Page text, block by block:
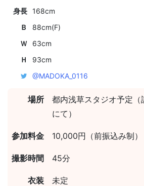
身長 168cm
Ｂ
88cm(F)
Ｗ
63cm
Ｈ
93cm
@MADOKA_0116
場所
都内浅草スタジオ予定
にて）
参加料金 10,000円（前振込み制）
撮影時間 45分
衣装 未定